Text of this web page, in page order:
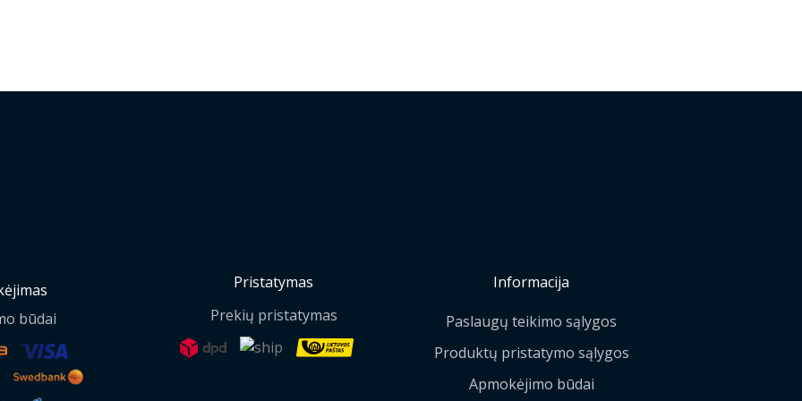
būdai
Pristatymas
Prekių pristatymas
Informacija
Paslaugų teikimo sąlygos
Produktų pristatymo sąlygos
Apmokėjimo būdai